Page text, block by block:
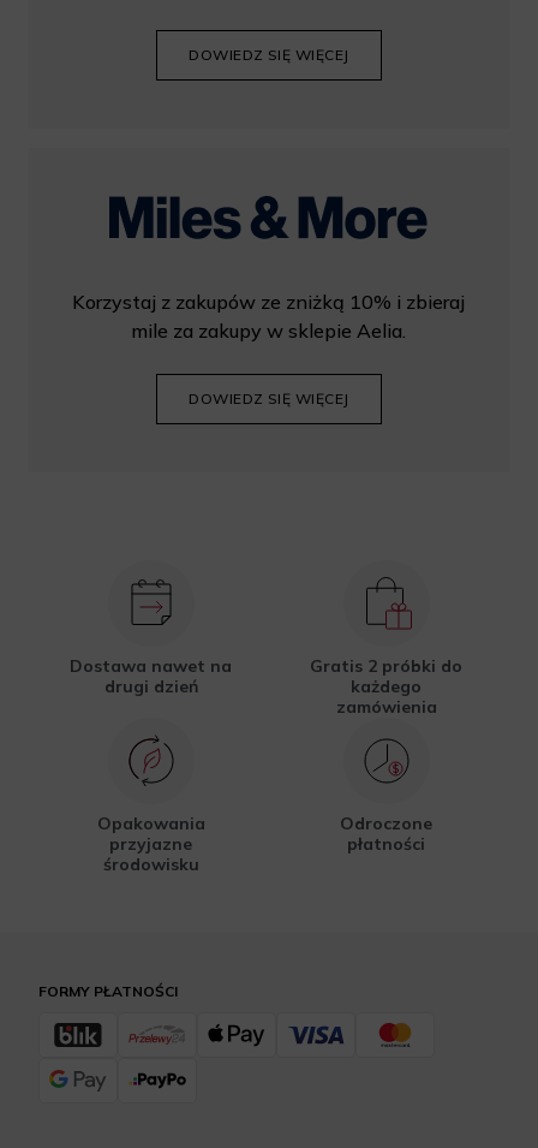
DOWIEDZ SIĘ WIĘCEJ
Korzystaj z zakupów ze zniżką 10% i zbieraj
mile za zakupy w sklepie Aelia.
DOWIEDZ SIĘ WIĘCEJ
Dostawa nawet na
drugi dzień
Gratis 2 próbki do
każdego
zamówienia
Opakowania
przyjazne
środowisku
Odroczone
płatności
FORMY PŁATNOŚCI